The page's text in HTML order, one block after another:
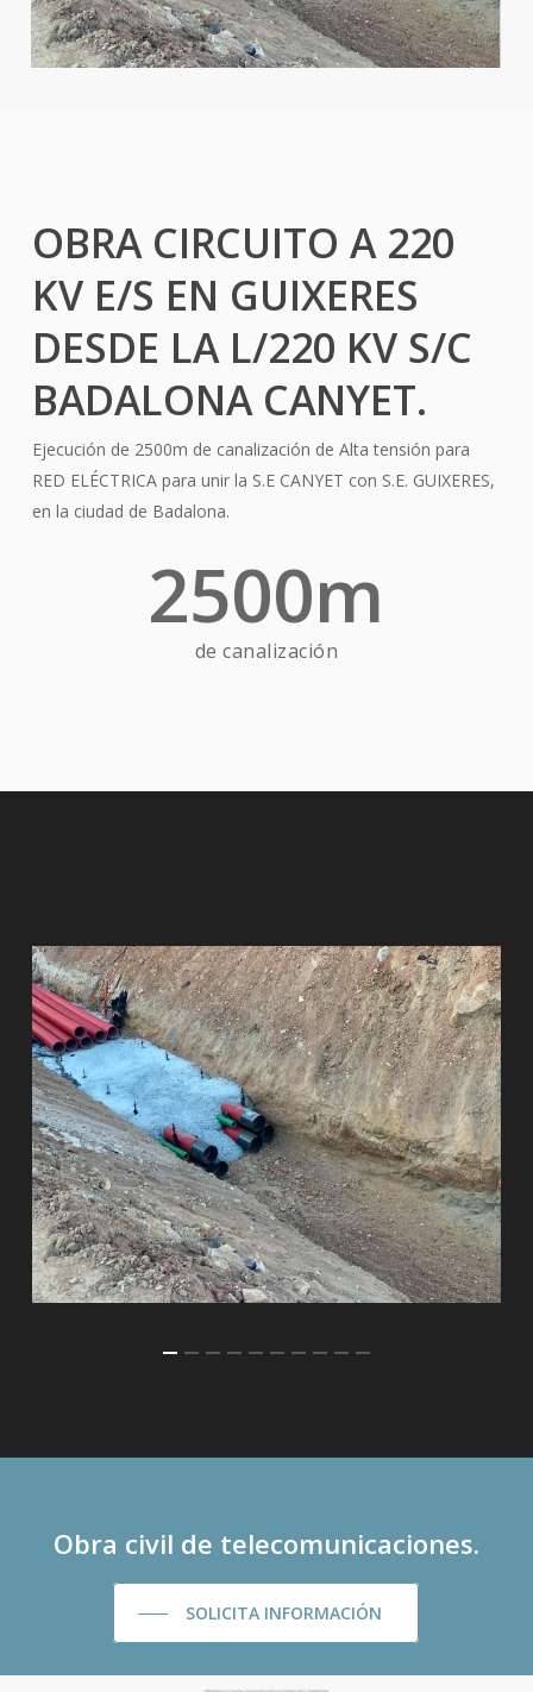
OBRA CIRCUITO A 220
KV E/S EN GUIXERES
DESDE LA L/220 KV S/C
BADALONA CANYET.
Ejecución de 2500m de canalización de Alta tensión para
RED ELÉCTRICA para unir la S.E CANYET con S.E. GUIXERES,
en la ciudad de Badalona.
2500m
de canalización
Obra civil de telecomunicaciones.
SOLICITA INFORMACIÓN